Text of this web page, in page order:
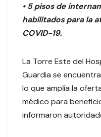
• 5 pisos de
habilitados para la
COVID-19.
La Torre Este del
Guardia se
lo que amplía la
médico para
informaron